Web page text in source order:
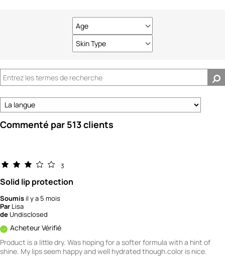
Age
Français
Skin Type
Français
Commenté par 513 clients
3
Solid lip protection
Soumis il y a 5 mois
Par Lisa
deUndisclosed
Acheteur Vérifié
Product is a little dry. Was hoping for a softer formula with a hint of
shine. My lips seem happy and well hydrated though.color is nice.